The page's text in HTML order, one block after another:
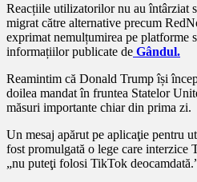
Reacțiile utilizatorilor nu au întârziat
migrat către alternative precum
exprimat nemulțumirea pe platforme
informațiilor publicate de Gândul.
Reamintim că Donald Trump își
doilea mandat în fruntea Statelor
măsuri importante chiar din prima zi.
Un mesaj apărut pe aplicaţie pentru
fost promulgată o lege care interzice
„nu puteţi folosi TikTok